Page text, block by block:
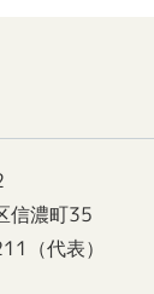
信濃町35
（代表）